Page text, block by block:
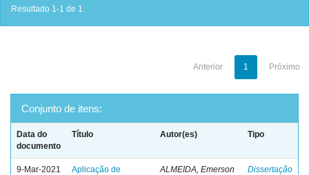
Resultado 1-1 de 1.
Anterior 1 Próximo
Conjunto de itens:
Data do
documento
Título Autor(es) Tipo
9-Mar-2021
Aplicação de
ALMEIDA, Emerson
Dissertação